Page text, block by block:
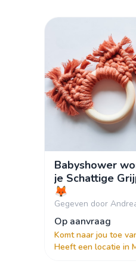
Babyshower
je Schattige
🦊
Gegeven door
op aanvraag
Komt naar jou toe
Heeft een locatie in